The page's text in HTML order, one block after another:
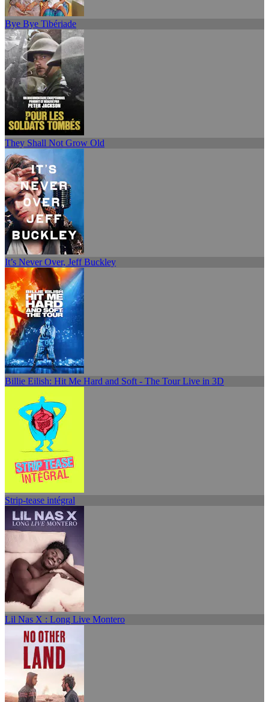
Bye Bye Tibériade
They Shall Not Grow Old
It’s Never Over, Jeff Buckley
Billie Eilish: Hit Me Hard and Soft - The Tour Live in 3D
Strip-tease intégral
Lil Nas X : Long Live Montero